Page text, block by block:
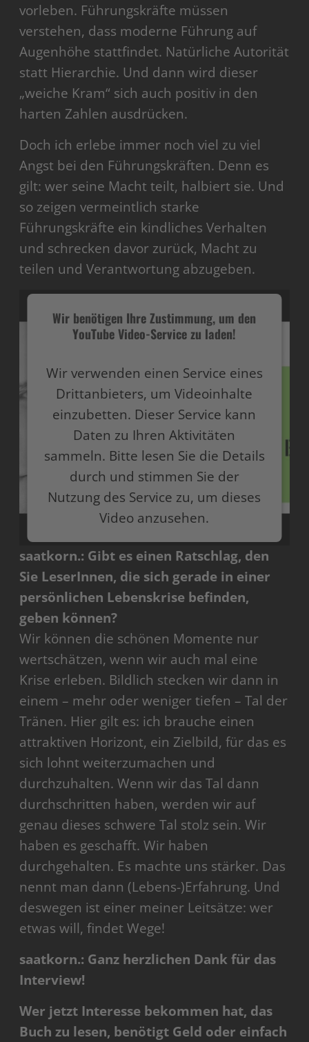
vorleben. Führungskräfte müssen
verstehen, dass moderne Führung auf
Augenhöhe stattfindet. Natürliche Autorität
statt Hierarchie. Und dann wird dieser
„weiche Kram“ sich auch positiv in den
harten Zahlen ausdrücken.
Doch ich erlebe immer noch viel zu viel
Angst bei den Führungskräften. Denn es
gilt: wer seine Macht teilt, halbiert sie. Und
so zeigen vermeintlich starke
Führungskräfte ein kindliches Verhalten
und schrecken davor zurück, Macht zu
teilen und Verantwortung abzugeben.
Wir benötigen Ihre Zustimmung, um den
YouTube Video-Service zu laden!
Wir verwenden einen Service eines
Drittanbieters, um Videoinhalte
einzubetten. Dieser Service kann
Daten zu Ihren Aktivitäten
sammeln. Bitte lesen Sie die Details
durch und stimmen Sie der
Nutzung des Service zu, um dieses
Video anzusehen.
Mehr Informationen
Akzeptieren
powered byUsercentrics Consent Management
Platform
saatkorn.: Gibt es einen Ratschlag, den
Sie LeserInnen, die sich gerade in einer
persönlichen Lebenskrise befinden,
geben können?
Wir können die schönen Momente nur
wertschätzen, wenn wir auch mal eine
Krise erleben. Bildlich stecken wir dann in
einem – mehr oder weniger tiefen – Tal der
Tränen. Hier gilt es: ich brauche einen
attraktiven Horizont, ein Zielbild, für das es
sich lohnt weiterzumachen und
durchzuhalten. Wenn wir das Tal dann
durchschritten haben, werden wir auf
genau dieses schwere Tal stolz sein. Wir
haben es geschafft. Wir haben
durchgehalten. Es machte uns stärker. Das
nennt man dann (Lebens-)Erfahrung. Und
deswegen ist einer meiner Leitsätze: wer
etwas will, findet Wege!
saatkorn.: Ganz herzlichen Dank für das
Interview!
Wer jetzt Interesse bekommen hat, das
Buch zu lesen, benötigt Geld oder einfach